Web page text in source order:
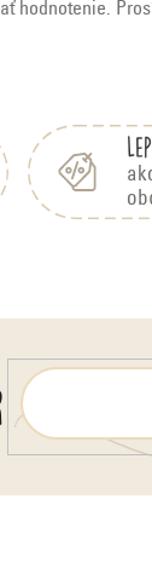
hodnotenie.